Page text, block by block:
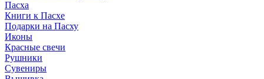
Пасха
Книги к Пасхе
Подарки на Пасху
Иконы
Красные свечи
Рушники
Сувениры